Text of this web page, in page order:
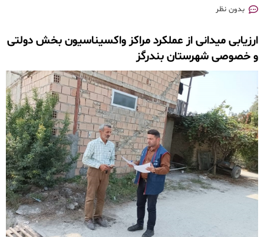
بدون نظر
ارزیابی میدانی از عملکرد مراکز واکسیناسیون بخش دولتی
و خصوصی شهرستان بندرگز